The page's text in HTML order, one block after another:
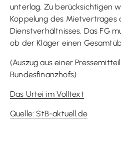
unterlag. Zu berücksichtigen
Koppelung des Mietvertrages
Dienstverhältnisses. Das FG
ob der Kläger einen
(Auszug aus einer
Bundesfinanzhofs)
Das Urtei im Volltext
Quelle: StB-aktuell.de